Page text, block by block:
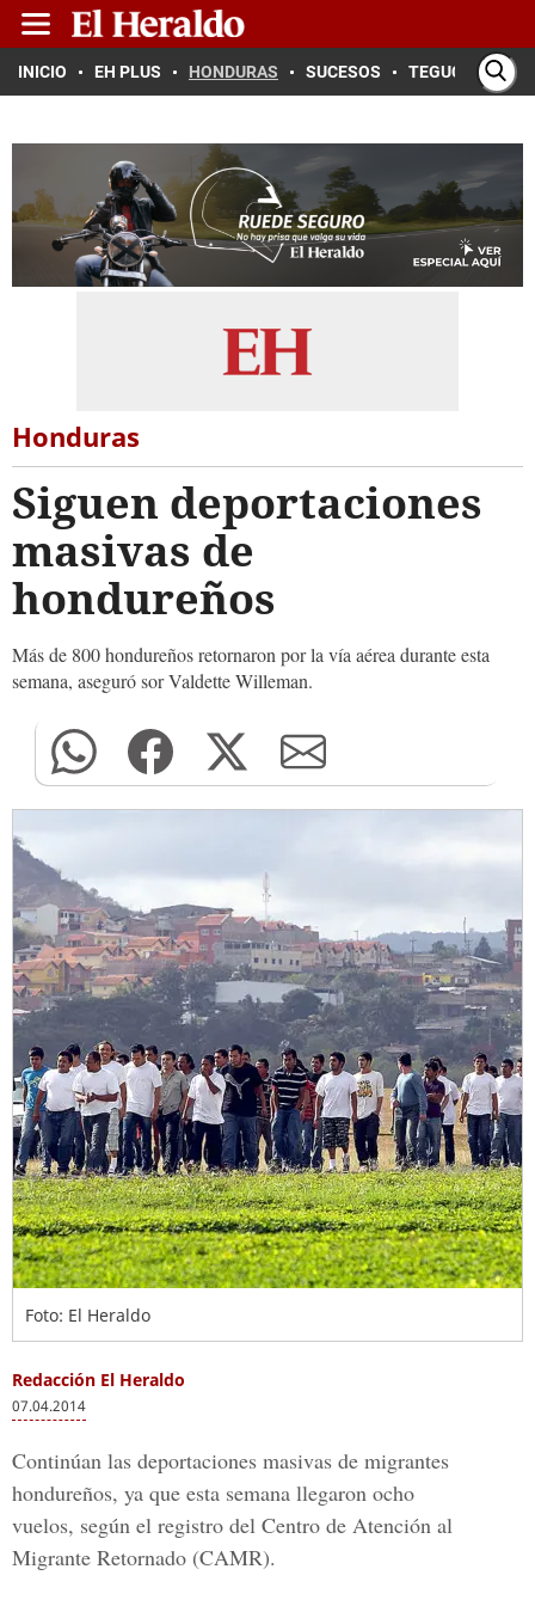
INICIO EH PLUS HONDURAS SUCESOS TEGUCIGALPA
Honduras
Siguen deportaciones
masivas de
hondureños
Más de 800 hondureños retornaron por la vía aérea durante esta
semana, aseguró sor Valdette Willeman.
Foto: El Heraldo
Redacción El Heraldo
07.04.2014
Continúan las deportaciones masivas de migrantes
hondureños, ya que esta semana llegaron ocho
vuelos, según el registro del Centro de Atención al
Migrante Retornado (CAMR).